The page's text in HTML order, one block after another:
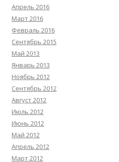
Апрель 2016
Март 2016
Февраль 2016
Сентябрь 2015
Май 2013
Январь 2013
Ноябрь 2012
Сентябрь 2012
Август 2012
Июль 2012
Июнь 2012
Май 2012
Апрель 2012
Март 2012